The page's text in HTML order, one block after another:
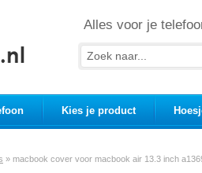
Alles voor je
Kies je product
» macbook cover voor macbook air 13.3 inch